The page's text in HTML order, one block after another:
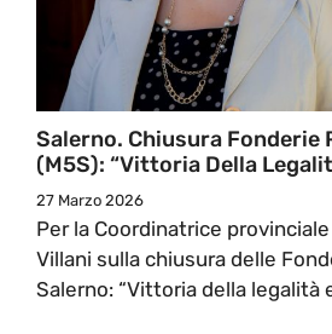
Salerno. Chiusura Fonderie
(M5S): “Vittoria Della
27 Marzo 2026
Per la Coordinatrice
Villani sulla chiusura delle
Salerno: “Vittoria della legalità